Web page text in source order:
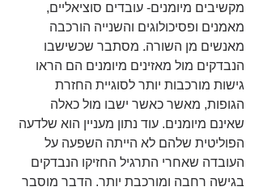
מקשיבים מיומנים- עובדים סוציאליים,
מאמנים ופסיכולוגים והשנייה הורכבה
מאנשים מן השורה. מסתבר שכשישבו
הנבדקים מול מאזינים מיומנים הם הראו
גישות מורכבות יותר לסוגיית החזרת
הגופות, מאשר כאשר ישבו מול כאלה
שאינם מיומנים. עוד נתון מעניין הוא שלדעה
הפוליטית שלהם לא הייתה השפעה על
העובדה שאחרי התרגיל החזיקו הנבדקים
בגישה רחבה ומורכבת יותר. הדבר מוסבר